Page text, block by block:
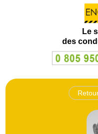
Le
des